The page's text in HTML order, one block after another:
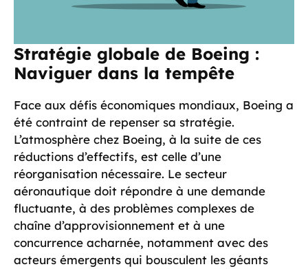
Stratégie globale de Boeing :
Naviguer dans la tempête
Face aux défis économiques mondiaux, Boeing a
été contraint de repenser sa stratégie.
L’atmosphère chez Boeing, à la suite de ces
réductions d’effectifs, est celle d’une
réorganisation nécessaire. Le secteur
aéronautique doit répondre à une demande
fluctuante, à des problèmes complexes de
chaîne d’approvisionnement et à une
concurrence acharnée, notamment avec des
acteurs émergents qui bousculent les géants